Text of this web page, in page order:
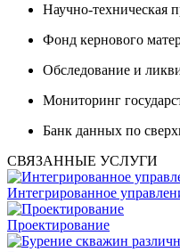
Научно-техническая
Фонд кернового
Обследование и
Мониторинг
Банк данных по
СВЯЗАННЫЕ УСЛУГИ
Интегрированное
Проектирование